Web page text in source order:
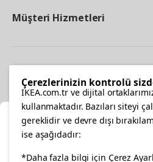
Müşteri Hizmetleri
Konumunuzu Seçin
Çerezlerinizin kontrolü
IKEA.com.tr ve dijital
kullanmaktadır. Bazıları siteyi
gereklidir ve devre dışı
ise aşağıdadır:
*Daha fazla bilgi için Çerez